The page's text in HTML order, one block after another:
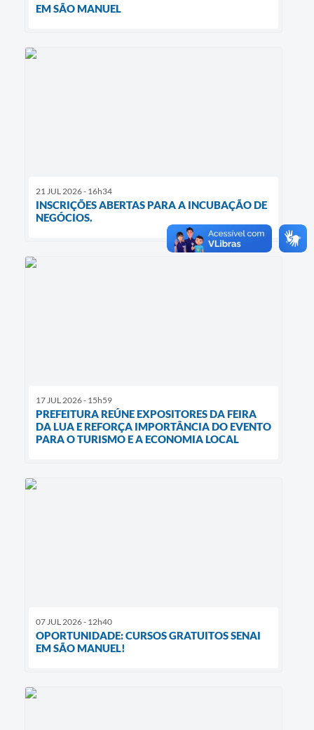
EM SÃO MANUEL
21 JUL 2026 - 16h34
INSCRIÇÕES ABERTAS PARA A INCUBAÇÃO DE
NEGÓCIOS.
17 JUL 2026 - 15h59
PREFEITURA REÚNE EXPOSITORES DA FEIRA
DA LUA E REFORÇA IMPORTÂNCIA DO EVENTO
PARA O TURISMO E A ECONOMIA LOCAL
07 JUL 2026 - 12h40
OPORTUNIDADE: CURSOS GRATUITOS SENAI
EM SÃO MANUEL!